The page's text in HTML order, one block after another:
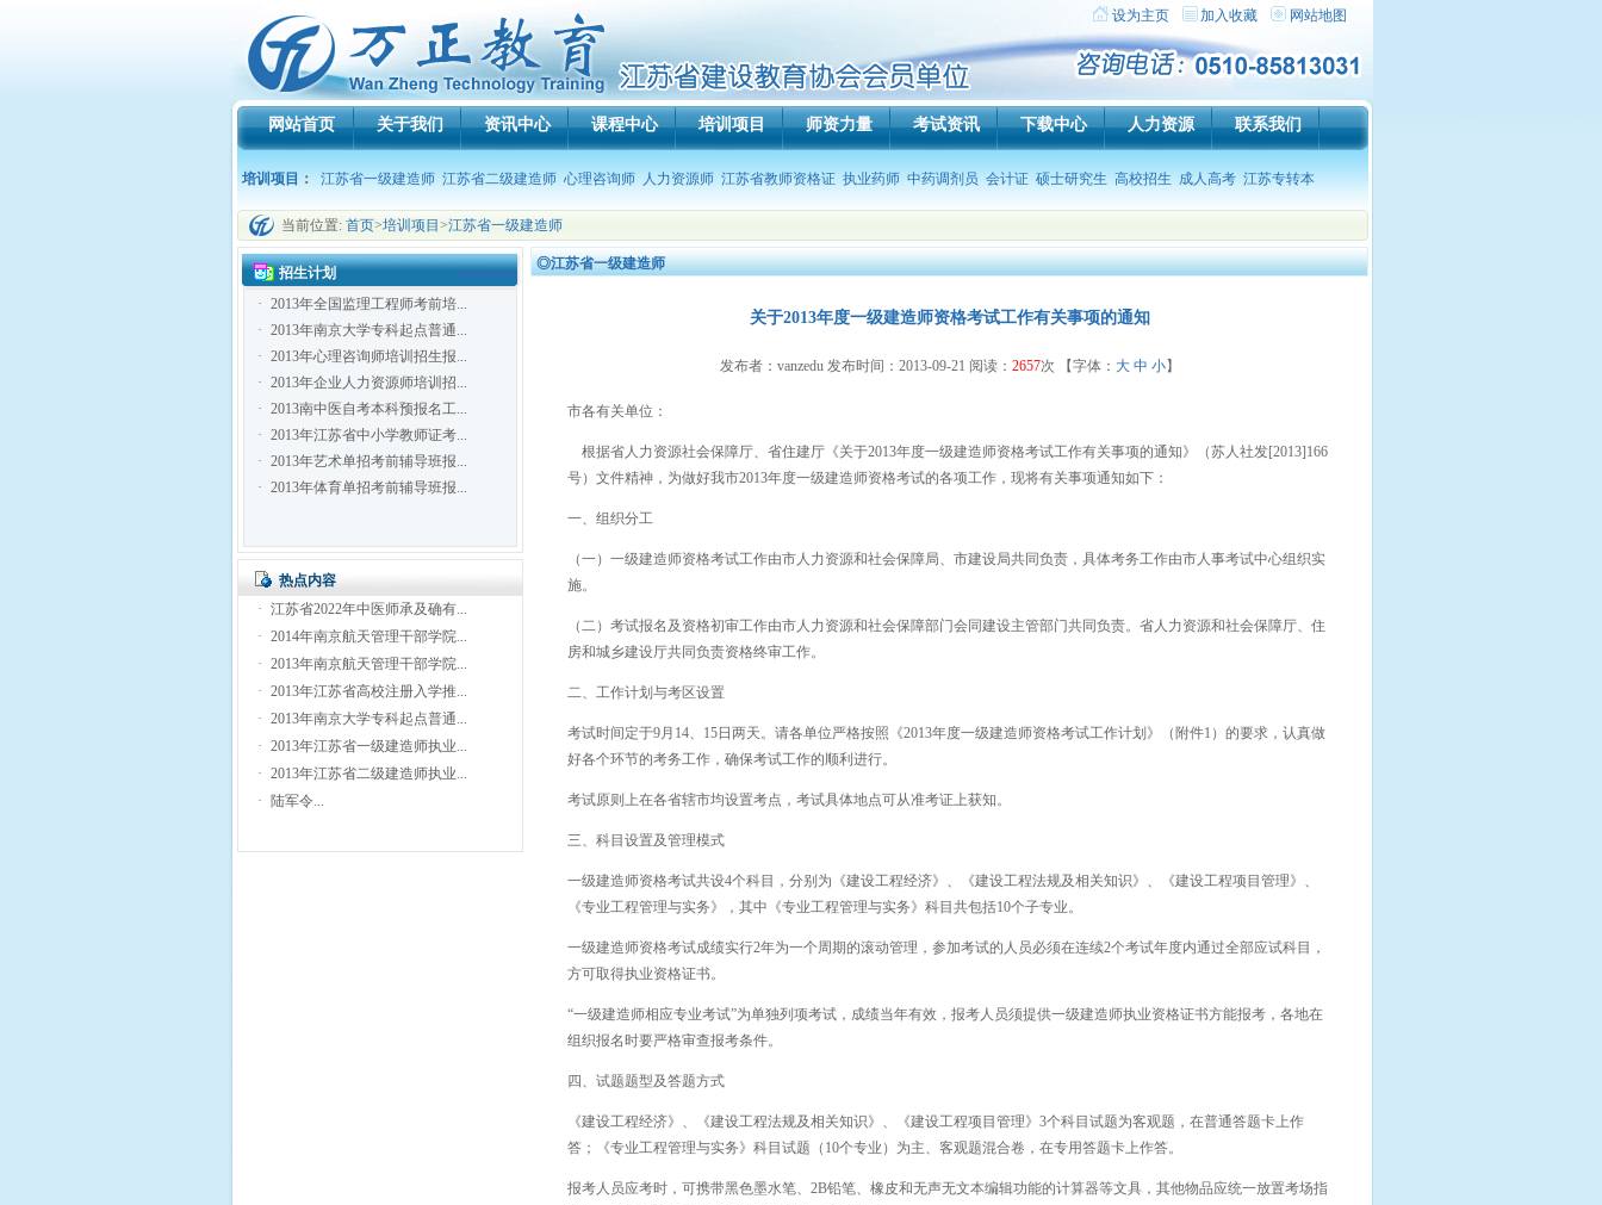
设为主页 加入收藏 网站地图
网站首页 关于我们 资讯中心 课程中心 培训项目 师资力量 考试资讯 下载中心 人力资源 联系我们
培训项目 ： 江苏省一级建造师 江苏省二级建造师 心理咨询师 人力资源师 江苏省教师资格证 执业药师 中药调剂员 会计证 硕士研究生 高校招生 成人高考 江苏专转本
当前位置: 首页>培训项目 >江苏省一级建造师
招生计划
· 2013年全国监理工程师考前培...
· 2013年南京大学专科起点普通...
· 2013年心理咨询师培训招生报...
· 2013年企业人力资源师培训招...
· 2013南中医自考本科预报名工...
· 2013年江苏省中小学教师证考...
· 2013年艺术单招考前辅导班报...
· 2013年体育单招考前辅导班报...
热点内容
· 江苏省2022年中医师承及确有...
· 2014年南京航天管理干部学院...
· 2013年南京航天管理干部学院...
· 2013年江苏省高校注册入学推...
· 2013年南京大学专科起点普通...
· 2013年江苏省一级建造师执业...
· 2013年江苏省二级建造师执业...
·
陆军令...
◎江苏省一级建造师
关于2013年度一级建造师资格考试工作有关事项的通知
发布者：vanzedu 发布时间：2013-09-21 阅读： 2657次 【字体： 大 中 小】
市各有关单位：
根据省人力资源社会保障厅、省住建厅《关于2013年度一级建造师资格考试工作有关事项的通知》（苏人社发[2013]166
号）文件精神，为做好我市2013年度一级建造师资格考试的各项工作，现将有关事项通知如下：
一、组织分工
（一）一级建造师资格考试工作由市人力资源和社会保障局、市建设局共同负责，具体考务工作由市人事考试中心组织实
施。
（二）考试报名及资格初审工作由市人力资源和社会保障部门会同建设主管部门共同负责。省人力资源和社会保障厅、住
房和城乡建设厅共同负责资格终审工作。
二、工作计划与考区设置
考试时间定于9月14、15日两天。请各单位严格按照《2013年度一级建造师资格考试工作计划》（附件1）的要求，认真做
好各个环节的考务工作，确保考试工作的顺利进行。
考试原则上在各省辖市均设置考点，考试具体地点可从准考证上获知。
三、科目设置及管理模式
一级建造师资格考试共设4个科目，分别为《建设工程经济》、《建设工程法规及相关知识》、《建设工程项目管理》、
《专业工程管理与实务》，其中《专业工程管理与实务》科目共包括10个子专业。
一级建造师资格考试成绩实行2年为一个周期的滚动管理，参加考试的人员必须在连续2个考试年度内通过全部应试科目，
方可取得执业资格证书。
“一级建造师相应专业考试”为单独列项考试，成绩当年有效，报考人员须提供一级建造师执业资格证书方能报考，各地在
组织报名时要严格审查报考条件。
四、试题题型及答题方式
《建设工程经济》、《建设工程法规及相关知识》、《建设工程项目管理》3个科目试题为客观题，在普通答题卡上作
答；《专业工程管理与实务》科目试题（10个专业）为主、客观题混合卷，在专用答题卡上作答。
报考人员应考时，可携带黑色墨水笔、2B铅笔、橡皮和无声无文本编辑功能的计算器等文具，其他物品应统一放置考场指